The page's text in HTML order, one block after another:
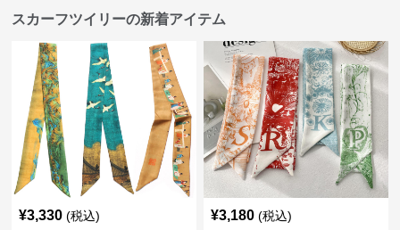
スカーフツイリーの新着アイテム
¥3,330 (税込) ¥3,180 (税込)